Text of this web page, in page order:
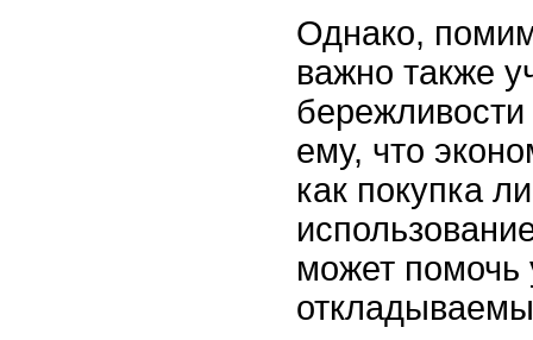
Однако,
важно также
ему, что
как покупка
может помочь